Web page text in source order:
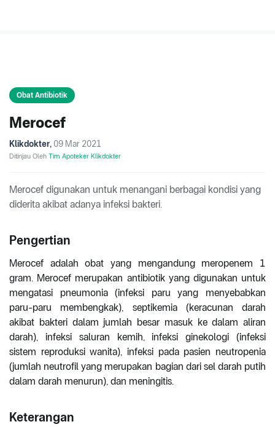
Obat Antibiotik
Merocef
Klikdokter, 09 Mar 2021
Ditinjau Oleh Tim Apoteker Klikdokter
Merocef digunakan untuk menangani berbagai kondisi yang
diderita akibat adanya infeksi bakteri.
Pengertian
Merocef adalah obat yang mengandung meropenem 1
gram. Merocef merupakan antibiotik yang digunakan untuk
mengatasi pneumonia (infeksi paru yang menyebabkan
paru-paru membengkak), septikemia (keracunan darah
akibat bakteri dalam jumlah besar masuk ke dalam aliran
darah), infeksi saluran kemih, infeksi ginekologi (infeksi
sistem reproduksi wanita), infeksi pada pasien neutropenia
(jumlah neutrofil yang merupakan bagian dari sel darah putih
dalam darah menurun), dan meningitis.
Keterangan